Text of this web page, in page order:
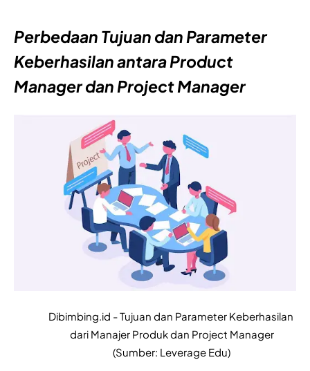
Perbedaan Tujuan dan Parameter
Keberhasilan antara Product
Manager dan Project Manager
Dibimbing.id - Tujuan dan Parameter Keberhasilan
dari Manajer Produk dan Project Manager
(Sumber: Leverage Edu)